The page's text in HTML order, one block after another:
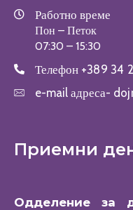
Работно време
Пон – Петок
07:30 – 15:30
Телефон +389 34
e-mail адреса-
Приемни
Одделение за